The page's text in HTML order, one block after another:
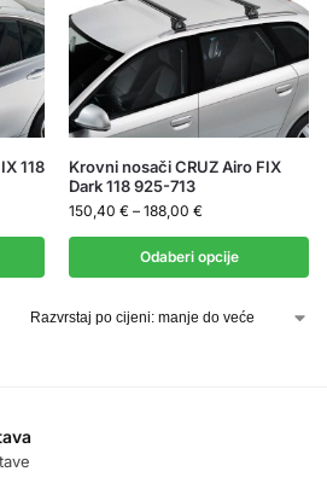
118
Krovni nosači CRUZ Airo FIX
Dark 118 925-713
150,40 € – 188,00 €
Odaberi opcije